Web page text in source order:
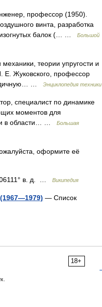
профессор (1950).
винта, разработка
балок (… …
Большой
теории упругости и
Е. Жуковского, профессор
…
Энциклопедия техники
специалист по динамике
моментов для
в области… …
Большая
оформите её
в. д. … Википедия
— Список
18+